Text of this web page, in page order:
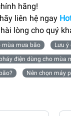
hãng!
liên hệ ngay
lòng cho quý
mùa mưa bão
Lưu
điện dùng cho mùa
Nên chọn máy